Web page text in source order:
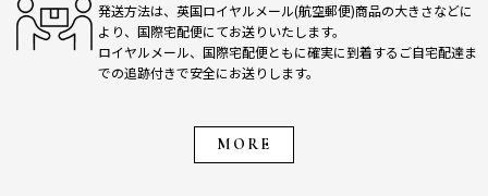
発送方法は、英国ロイヤルメール(航空郵便)商品の大きさなどに
より、国際宅配便にてお送りいたします。
ロイヤルメール、国際宅配便ともに確実に到着するご自宅配達ま
での追跡付きで安全にお送りします。
MORE